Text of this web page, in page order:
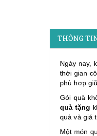
THÔNG
Ngày nay,
thời gian
phù hợp
Gói quà
quà tặng
quà và giá
Một món